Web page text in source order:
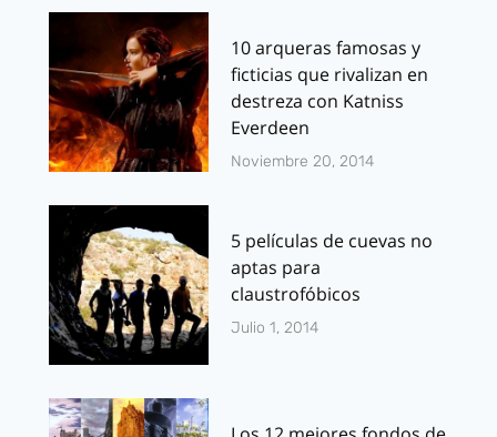
10 arqueras famosas y
ficticias que rivalizan en
destreza con Katniss
Everdeen
Noviembre 20, 2014
5 películas de cuevas no
aptas para
claustrofóbicos
Julio 1, 2014